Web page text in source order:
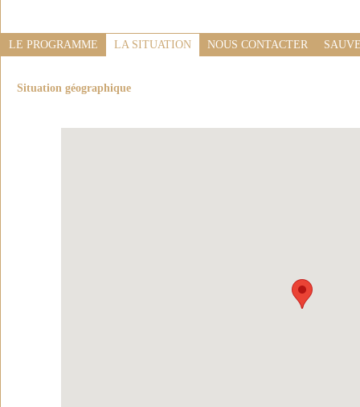
LE PROGRAMME LA SITUATION NOUS CONTACTER
Situation géographique